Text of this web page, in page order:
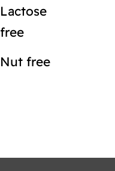
Lactose
free
Nut free